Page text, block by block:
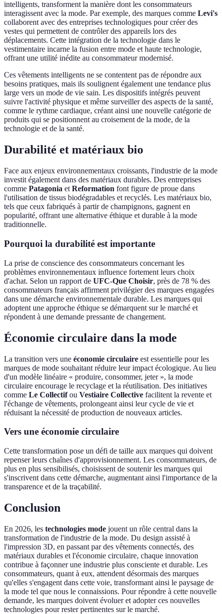
intelligents, transforment la manière dont les consommateurs
interagissent avec la mode. Par exemple, des marques comme Levi's
collaborent avec des entreprises technologiques pour créer des
vestes qui permettent de contrôler des appareils lors des
déplacements. Cette intégration de la technologie dans le
vestimentaire incarne la fusion entre mode et haute technologie,
offrant une utilité inédite au consommateur modernisé.
Ces vêtements intelligents ne se contentent pas de répondre aux
besoins pratiques, mais ils soulignent également une tendance plus
large vers un mode de vie sain. Les dispositifs intégrés peuvent
suivre l'activité physique et même surveiller des aspects de la santé,
comme le rythme cardiaque, créant ainsi une nouvelle catégorie de
produits qui se positionnent au croisement de la mode, de la
technologie et de la santé.
Durabilité et matériaux bio
Face aux enjeux environnementaux croissants, l'industrie de la mode
investit également dans des matériaux durables. Des entreprises
comme Patagonia et Reformation font figure de proue dans
l'utilisation de tissus biodégradables et recyclés. Les matériaux bio,
tels que ceux fabriqués à partir de champignons, gagnent en
popularité, offrant une alternative éthique et durable à la mode
traditionnelle.
Pourquoi la durabilité est importante
La prise de conscience des consommateurs concernant les
problèmes environnementaux influence fortement leurs choix
d'achat. Selon un rapport de UFC-Que Choisir, près de 78 % des
consommateurs français affirment privilégier des marques engagées
dans une démarche environnementale durable. Les marques qui
adoptent une approche éthique se démarquent sur le marché et
répondent à une demande pressante de changement.
Économie circulaire dans la mode
La transition vers une économie circulaire est essentielle pour les
marques de mode souhaitant réduire leur impact écologique. Au lieu
d'un modèle linéaire « produire, consommer, jeter », la mode
circulaire encourage le recyclage et la réutilisation. Des initiatives
comme Le Collectifou Vestiaire Collective facilitent la revente et
l'échange de vêtements, prolongeant ainsi leur cycle de vie et
réduisant la nécessité de production de nouveaux articles.
Vers une économie circulaire
Cette transformation pose un défi de taille aux marques qui doivent
repenser leurs chaînes d'approvisionnement. Les consommateurs, de
plus en plus sensibilisés, choisissent de soutenir les marques qui
s'inscrivent dans cette démarche, augmentant ainsi l'importance de la
transparence et de la traçabilité.
Conclusion
En 2026, les technologies mode jouent un rôle central dans la
transformation de l'industrie de la mode. Du design assisté à
l'impression 3D, en passant par des vêtements connectés, des
matériaux durables et l'économie circulaire, chaque innovation
contribue à façonner une industrie plus consciente et durable. Les
consommateurs, quant à eux, attendent désormais des marques
qu'elles s'engagent dans cette voie, transformant ainsi le paysage de
la mode tel que nous le connaissions. Pour répondre à cette nouvelle
demande, les marques doivent évoluer et adopter ces nouvelles
technologies pour rester pertinentes sur le marché.